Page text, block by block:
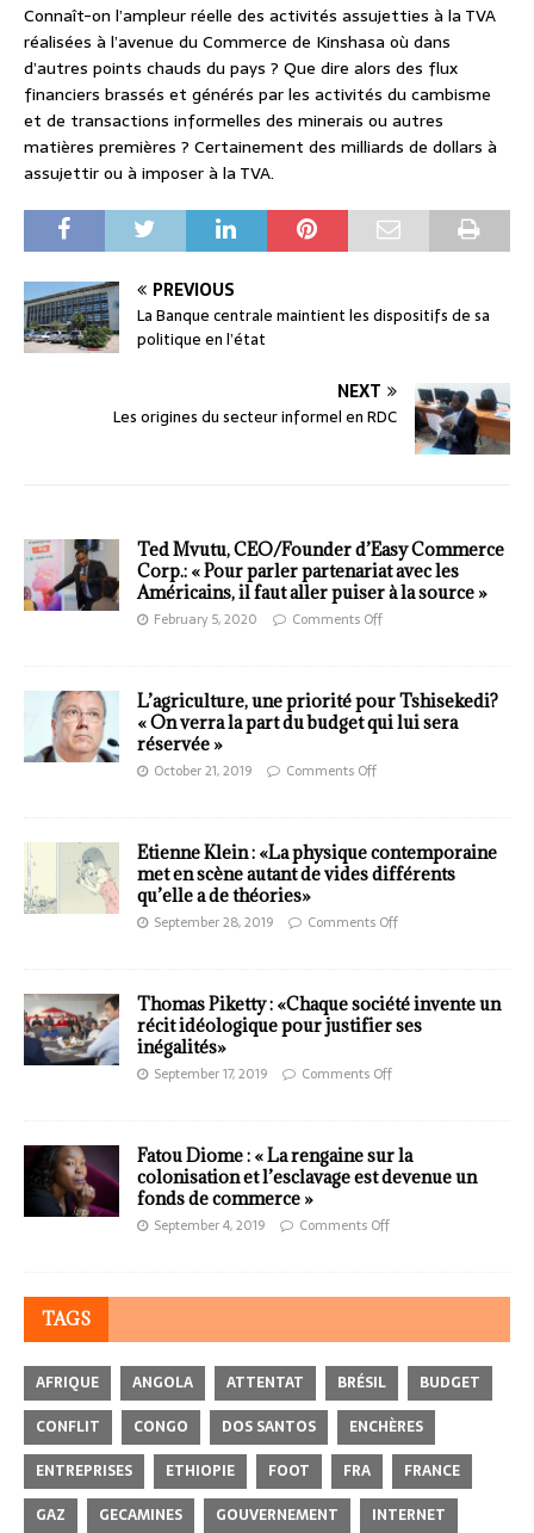
Connaît-on l’ampleur réelle des activités assujetties à la TVA
réalisées à l’avenue du Commerce de Kinshasa où dans
d’autres points chauds du pays ? Que dire alors des flux
financiers brassés et générés par les activités du cambisme
et de transactions informelles des minerais ou autres
matières premières ? Certainement des milliards de dollars à
assujettir ou à imposer à la TVA.
PREVIOUS
La Banque centrale maintient les dispositifs de sa
politique en l’état
NEXT
Les origines du secteur informel en RDC
Ted Mvutu, CEO/Founder d’Easy Commerce
Corp.: « Pour parler partenariat avec les
Américains, il faut aller puiser à la source »
February 5, 2020 Comments Off
L’agriculture, une priorité pour Tshisekedi?
« On verra la part du budget qui lui sera
réservée »
October 21, 2019 Comments Off
Etienne Klein : «La physique contemporaine
met en scène autant de vides différents
qu’elle a de théories»
September 28, 2019 Comments Off
Thomas Piketty : «Chaque société invente un
récit idéologique pour justifier ses
inégalités»
September 17, 2019 Comments Off
Fatou Diome : « La rengaine sur la
colonisation et l’esclavage est devenue un
fonds de commerce »
September 4, 2019 Comments Off
TAGS
AFRIQUE ANGOLA ATTENTAT BRÉSIL
BUDGET
CONFLIT
CONGO DOS SANTOS
ENCHÈRES
ENTREPRISES
ETHIOPIE FOOT FRA
FRANCE
GAZ
GECAMINES GOUVERNEMENT INTERNET